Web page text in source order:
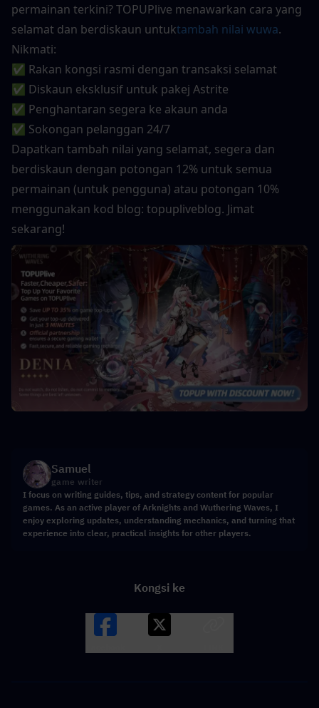
permainan terkini? TOPUPlive menawarkan cara yang
selamat dan berdiskaun untuktambah nilai wuwa.
Nikmati:
✅ Rakan kongsi rasmi dengan transaksi selamat
✅ Diskaun eksklusif untuk pakej Astrite
✅ Penghantaran segera ke akaun anda
✅ Sokongan pelanggan 24/7
Dapatkan tambah nilai yang selamat, segera dan
berdiskaun dengan potongan 12% untuk semua
permainan (untuk pengguna) atau potongan 10%
menggunakan kod blog: topupliveblog. Jimat
sekarang!
Samuel
game writer
I focus on writing guides, tips, and strategy content for popular
games. As an active player of Arknights and Wuthering Waves, I
enjoy exploring updates, understanding mechanics, and turning that
experience into clear, practical insights for other players.
Kongsi ke